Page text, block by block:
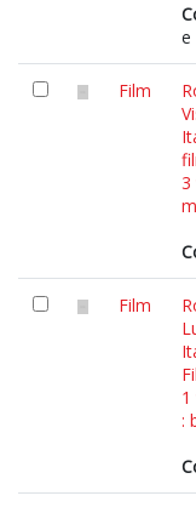
e
Film
3
Film
1
: